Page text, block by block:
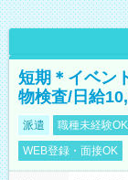
短期＊イベン
物検査/日給
派遣 職種未経験OK
WEB登録・面接OK